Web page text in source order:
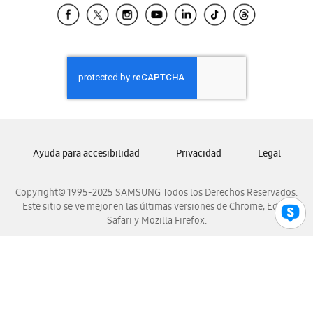
Samsung El Salvador
Samsung Honduras
Samsung Nicaragua
Samsung Panamá
Samsung Venezuela
Copyright© 1995-2025 SAMSUNG Todos los Derechos Reservados.
Este sitio se ve mejor en las últimas versiones de Chrome, Edge,
Safari y Mozilla Firefox.
Ayuda para accesibilidad Privacidad Legal